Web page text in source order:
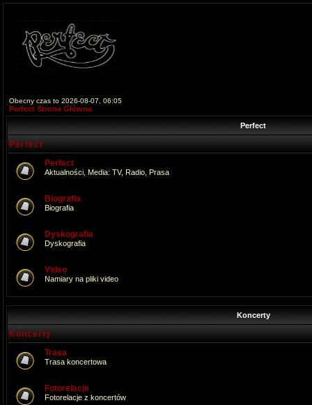
Obecny czas to 2026-08-07, 06:05
Perfect Strona Główna
Perfect
Perfect
Perfect
Aktualności, Media: TV, Radio, Prasa
Biografia
Biografia
Dyskografia
Dyskografia
Video
Namiary na pliki video
Koncerty
Koncerty
Trasa
Trasa koncertowa
Fotorelacje
Fotorelacje z koncertów